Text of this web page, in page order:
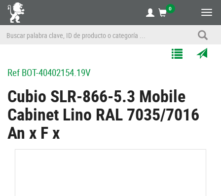
0
un
Listas
RefBOT-40402154.19V
Cubio SLR-866-5.3 Mobile
Cabinet Lino RAL 7035/7016
An x F x